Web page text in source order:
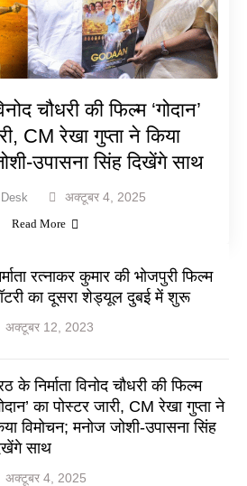
चौधरी की फिल्म ‘गोदान’
CM रेखा गुप्ता ने किया
उपासना सिंह दिखेंगे साथ
अक्टूबर 4, 2025
Read More
रत्नाकर कुमार की भोजपुरी फिल्म
का दूसरा शेड्यूल दुबई में शुरू
अक्टूबर 12, 2023
के निर्माता विनोद चौधरी की फिल्म
का पोस्टर जारी, CM रेखा गुप्ता ने
विमोचन; मनोज जोशी-उपासना सिंह
साथ
अक्टूबर 4, 2025